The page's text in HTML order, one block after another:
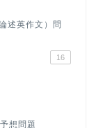
述英作文）問
16
想問題